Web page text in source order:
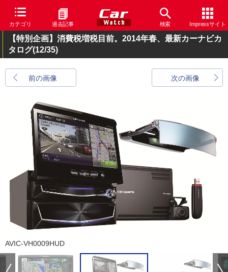
カテゴリ 過去記事 検索 Impressサイト
【特別企画】消費税増税目前。2014年春、最新カーナビカ
タログ(12/35)
前の画像 次の画像
AVIC-VH0009HUD